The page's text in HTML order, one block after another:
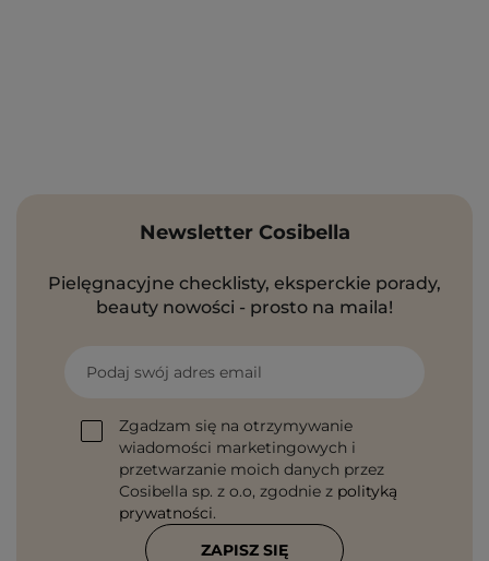
Newsletter Cosibella
Pielęgnacyjne checklisty, eksperckie porady,
beauty nowości - prosto na maila!
Podaj swój adres email
Zgadzam się na otrzymywanie
wiadomości marketingowych i
przetwarzanie moich danych przez
Cosibella sp. z o.o, zgodnie z polityką
prywatności.
ZAPISZ SIĘ